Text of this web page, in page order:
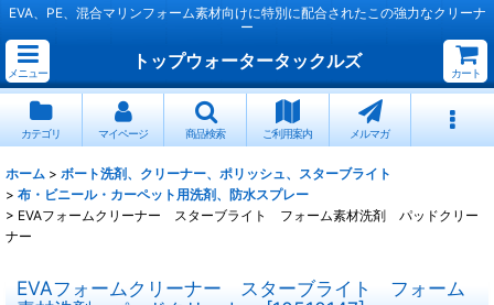
EVA、PE、混合マリンフォーム素材向けに特別に配合されたこの強力なクリーナ
ー
メニュー
トップウォータータックルズ
カート
カテゴリ マイページ 商品検索 ご利用案内 メルマガ
ホーム > ボート洗剤、クリーナー、ポリッシュ、スターブライト
> 布・ビニール・カーペット用洗剤、防水スプレー
> EVAフォームクリーナー スターブライト フォーム素材洗剤 パッドクリー
ナー
EVAフォームクリーナー スターブライト フォーム